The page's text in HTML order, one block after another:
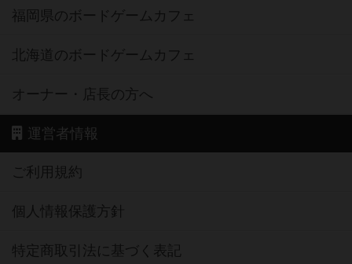
福岡県のボードゲームカフェ
北海道のボードゲームカフェ
オーナー・店長の方へ
運営者情報
ご利用規約
個人情報保護方針
特定商取引法に基づく表記